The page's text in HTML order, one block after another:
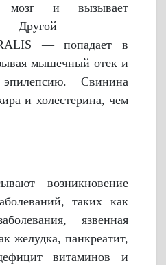
мозг и вызывает
Другой —
— попадает в
мышечный отек и
Свинина
и холестерина, чем
возникновение
таких как
язвенная
желудка, панкреатит,
витаминов и